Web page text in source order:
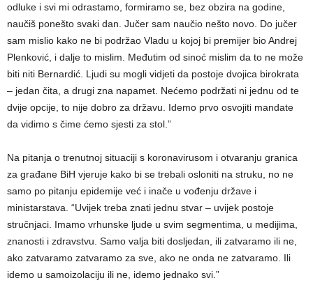
odluke i svi mi odrastamo, formiramo se, bez obzira na godine,
naučiš ponešto svaki dan. Jučer sam naučio nešto novo. Do jučer
sam mislio kako ne bi podržao Vladu u kojoj bi premijer bio Andrej
Plenković, i dalje to mislim. Međutim od sinoć mislim da to ne može
biti niti Bernardić. Ljudi su mogli vidjeti da postoje dvojica birokrata
– jedan čita, a drugi zna napamet. Nećemo podržati ni jednu od te
dvije opcije, to nije dobro za državu. Idemo prvo osvojiti mandate
da vidimo s čime ćemo sjesti za stol.”
Na pitanja o trenutnoj situaciji s koronavirusom i otvaranju granica
za građane BiH vjeruje kako bi se trebali osloniti na struku, no ne
samo po pitanju epidemije već i inače u vođenju države i
ministarstava. “Uvijek treba znati jednu stvar – uvijek postoje
stručnjaci. Imamo vrhunske ljude u svim segmentima, u medijima,
znanosti i zdravstvu. Samo valja biti dosljedan, ili zatvaramo ili ne,
ako zatvaramo zatvaramo za sve, ako ne onda ne zatvaramo. Ili
idemo u samoizolaciju ili ne, idemo jednako svi.”